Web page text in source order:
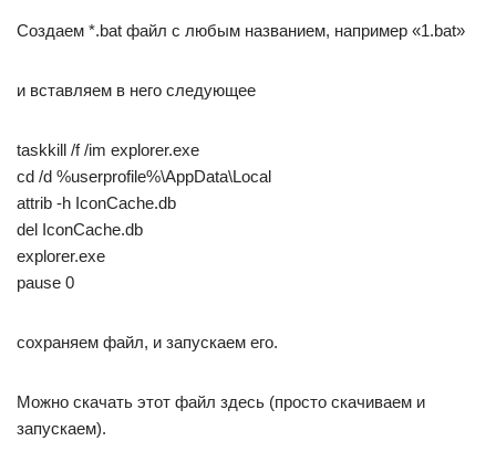
Создаем *.bat файл с любым названием, например «1.bat»
и вставляем в него следующее
taskkill /f /im explorer.exe
cd /d %userprofile%\AppData\Local
attrib -h IconCache.db
del IconCache.db
explorer.exe
pause 0
сохраняем файл, и запускаем его.
Можно скачать этот файл здесь (просто скачиваем и
запускаем).